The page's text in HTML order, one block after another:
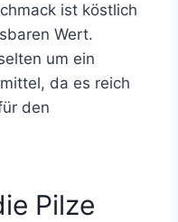
ist köstlich
Wert.
um ein
da es reich
den
Pilze